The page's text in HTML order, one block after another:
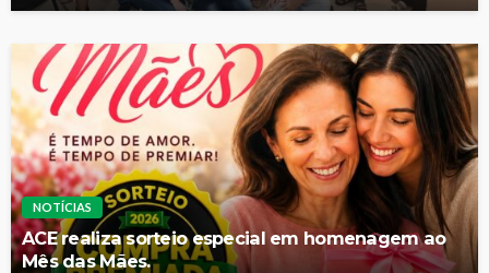
NOTÍCIAS
ACE realiza sorteio especial em homenagem ao
Mês das Mães.